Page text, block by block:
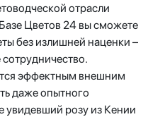
отрасли
Цветов 24 вы сможете
без излишней наценки –
эффектным внешним
даже опытного
увидевший розу из Кении